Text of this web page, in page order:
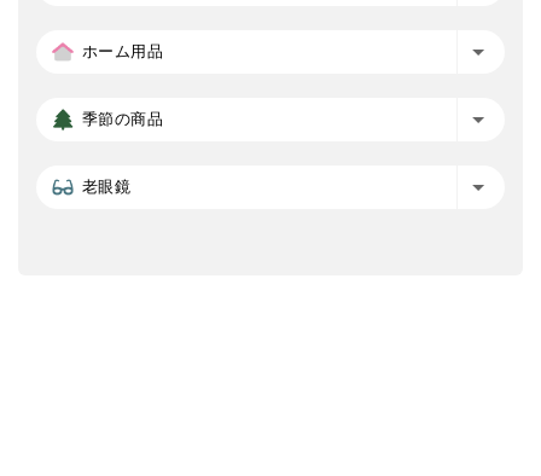
ホーム用品
季節の商品
老眼鏡